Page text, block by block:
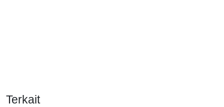
Terkait